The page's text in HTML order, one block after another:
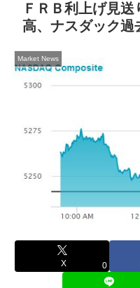
ＦＲＢ利上げ見
高、ナスダック過
Market News
X 0